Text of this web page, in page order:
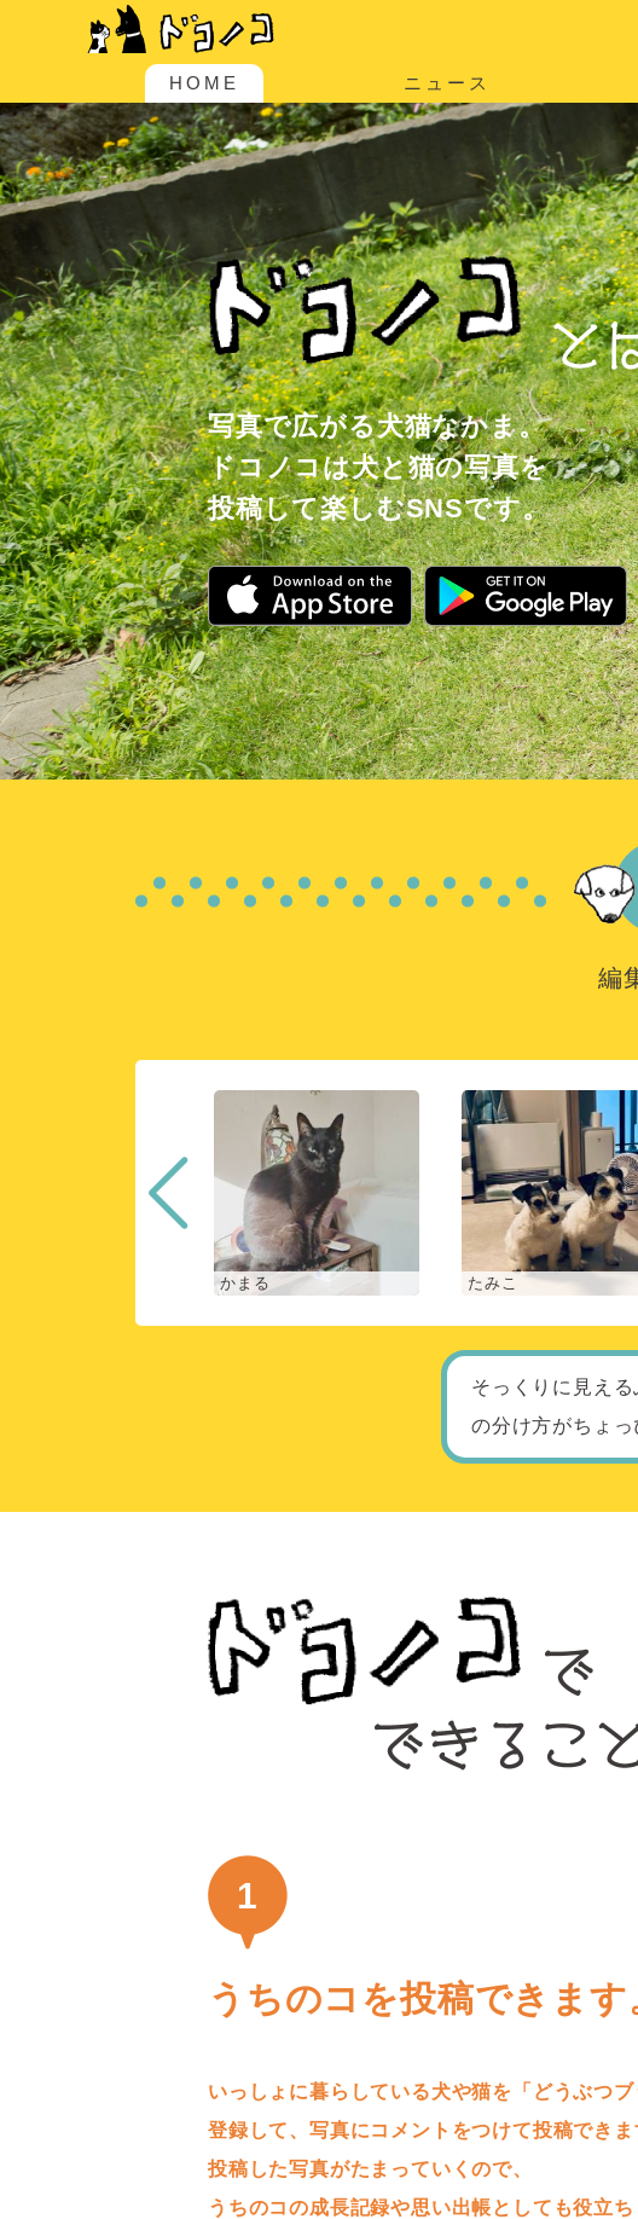
HOME ニュース
写真で広がる犬猫なかま。
ドコノコは犬と猫の写真を
投稿して楽しむSNSです。
編
かまる たみこ
そっくりに見え
の分け方がちょっ
1
うちのコを投稿できます
いっしょに暮らしている犬や猫を「どうぶつブ
登録して、写真にコメントをつけて投稿できま
投稿した写真がたまっていくので、
うちのコの成長記録や思い出帳としても役立ち